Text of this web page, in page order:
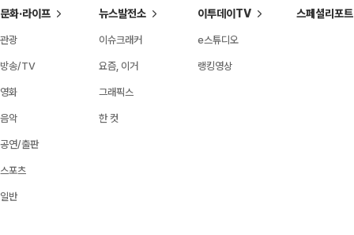
문화·라이프
관광
방송/TV
영화
음악
공연/출판
스포츠
일반
뉴스발전소
이슈크래커
요즘, 이거
그래픽스
한 컷
이투데이TV
e스튜디오
랭킹영상
스페셜리포트